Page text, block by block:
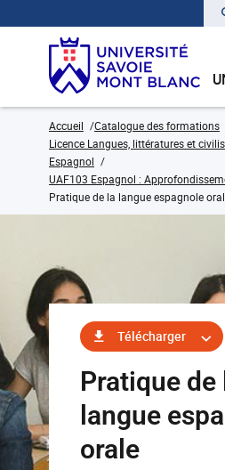
Accueil Catalogue des formations
Licence Langues, littératures et
Espagnol
UAF103 Espagnol :
Pratique de la langue espagnole
Télécharger
Pratique de
langue
orale